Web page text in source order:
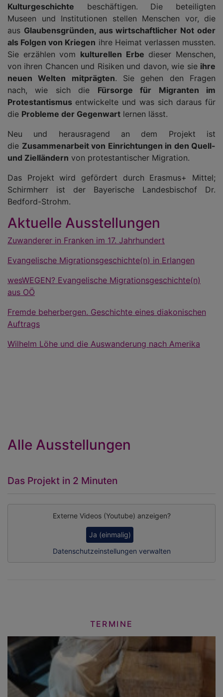
Kulturgeschichte beschäftigen. Die beteiligten
Museen und Institutionen stellen Menschen vor, die
aus Glaubensgründen, aus wirtschaftlicher Not oder
als Folgen von Kriegen ihre Heimat verlassen mussten.
Sie erzählen vom kulturellen Erbe dieser Menschen,
von ihren Chancen und Risiken und davon, wie sie ihre
neuen Welten mitprägten. Sie gehen den Fragen
nach, wie sich die Fürsorge für Migranten im
Protestantismus entwickelte und was sich daraus für
die Probleme der Gegenwart lernen lässt.
Neu und herausragend an dem Projekt ist
die Zusammenarbeit von Einrichtungen in den Quell-
und Zielländern von protestantischer Migration.
Das Projekt wird gefördert durch Erasmus+ Mittel;
Schirmherr ist der Bayerische Landesbischof Dr.
Bedford-Strohm.
Aktuelle Ausstellungen
Zuwanderer in Franken im 17. Jahrhundert
Evangelische Migrationsgeschichte(n) in Erlangen
wesWEGEN? Evangelische Migrationsgeschichte(n)
aus OÖ
Fremde beherbergen. Geschichte eines diakonischen
Auftrags
Wilhelm Löhe und die Auswanderung nach Amerika
Alle Ausstellungen
Das Projekt in 2 Minuten
Externe Videos (Youtube) anzeigen?
Ja (einmalig)
Datenschutzeinstellungen verwalten
TERMINE